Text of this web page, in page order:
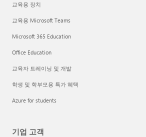
교육용 장치
교육용 Microsoft Teams
Microsoft 365 Education
Office Education
교육자 트레이닝 및 개발
학생 및 학부모용 특가 혜택
Azure for students
기업 고객